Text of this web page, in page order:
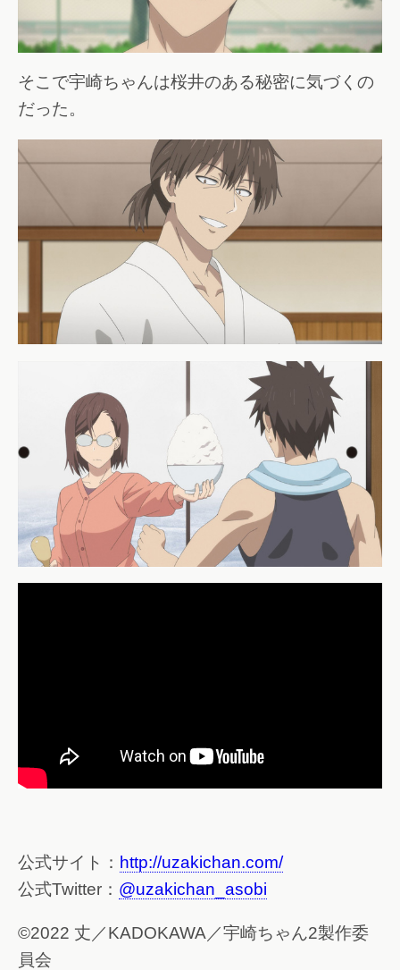
そこで宇崎ちゃんは桜井のある秘密に気づくの
だった。
公式サイト： http://uzakichan.com/
公式Twitter： @uzakichan_asobi
©2022 丈／KADOKAWA／宇崎ちゃん2製作委
員会